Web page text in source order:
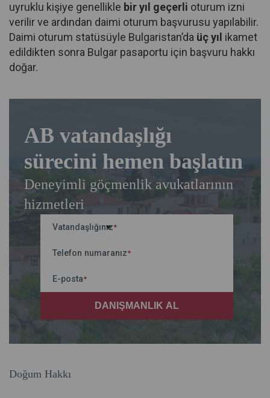
uyruklu kişiye genellikle bir yıl geçerli oturum izni
verilir ve ardından daimi oturum başvurusu yapılabilir.
Daimi oturum statüsüyle Bulgaristan’da üç yıl ikamet
edildikten sonra Bulgar pasaportu için başvuru hakkı
doğar.
AB vatandaşlığı
sürecini hemen başlatın
Deneyimli göçmenlik avukatlarının
hizmetleri
Vatandaşlığınız*
Telefon numaranız*
E-posta*
Doğum Hakkı